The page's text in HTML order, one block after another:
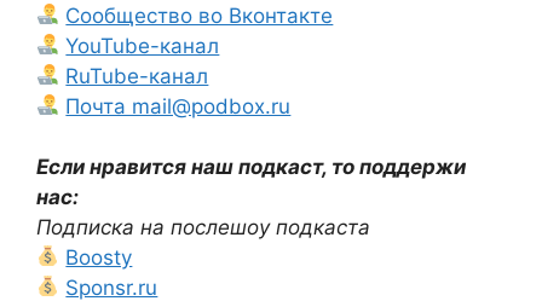
Сообщество во Вконтакте
YouTube-канал
RuTube-канал
Почта mail@podbox.ru
Если нравится наш подкаст, то поддержи
нас:
Подписка на послешоу подкаста
Boosty
Sponsr.ru